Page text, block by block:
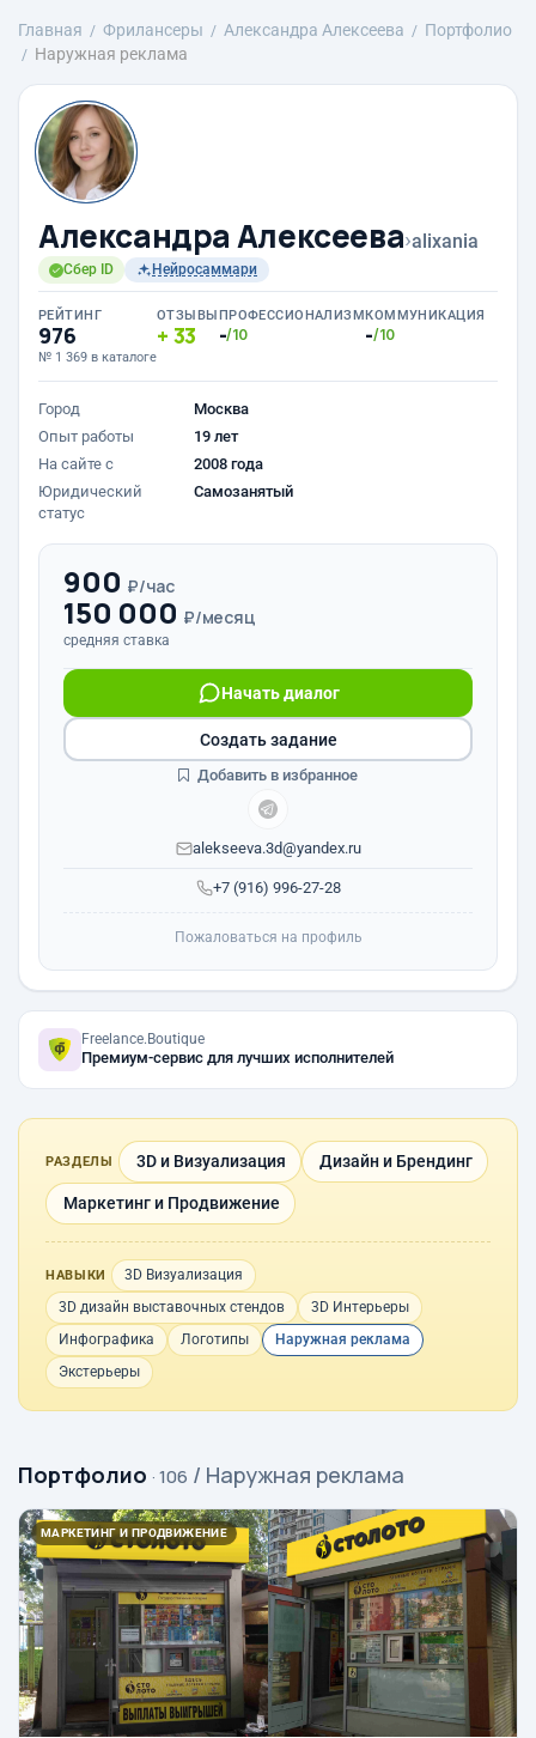
Главная Фрилансеры Александра Алексеева
Портфолио
Наружная реклама
Александра Алексеева›alixania
Сбер ID Нейросаммари
РЕЙТИНГ
976
№ 1 369 в каталоге
ОТЗЫВЫ
33
ПРОФЕССИОНАЛИЗМ
-/10
КОММУНИКАЦИЯ
-/10
Город
Москва
Опыт работы
19 лет
На сайте с
2008 года
Юридический
статус
Самозанятый
900 ₽/час
150 000 ₽/месяц
средняя ставка
+7 (916) 996-27-28
Начать диалог
alekseeva.3d@yandex.ru
Создать задание
Добавить в избранное
Пожаловаться на профиль
Freelance.Boutique
Премиум-сервис для лучших исполнителей
РАЗДЕЛЫ 3D и Визуализация Дизайн и Брендинг
Маркетинг и Продвижение
НАВЫКИ
3D Визуализация
3D дизайн выставочных стендов
3D Интерьеры
Инфографика
Логотипы
Наружная реклама
Экстерьеры
Портфолио · 106 / Наружная реклама
МАРКЕТИНГ И ПРОДВИЖЕНИЕ